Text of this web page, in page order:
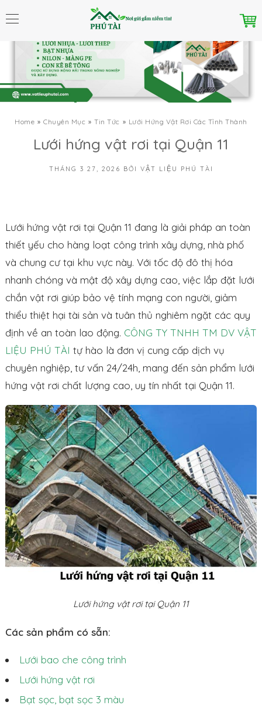
Home Chuyên Mục Tin Tức Lưới Hứng Vật Rơi Các Tỉnh Thành
Lưới hứng vật rơi tại Quận 11
THÁNG 3 27, 2026 BỞI VẬT LIỆU PHÚ TÀI
Lưới hứng vật rơi tại Quận 11 đang là giải pháp an toàn
thiết yếu cho hàng loạt công trình xây dựng, nhà phố
và chung cư tại khu vực này. Với tốc độ đô thị hóa
nhanh chóng và mật độ xây dựng cao, việc lắp đặt lưới
chắn vật rơi giúp bảo vệ tính mạng con người, giảm
thiểu thiệt hại tài sản và tuân thủ nghiêm ngặt các quy
định về an toàn lao động. CÔNG TY TNHH TM DV VẬT
LIỆU PHÚ TÀI tự hào là đơn vị cung cấp dịch vụ
chuyên nghiệp, tư vấn 24/24h, mang đến sản phẩm lưới
hứng vật rơi chất lượng cao, uy tín nhất tại Quận 11.
Lưới hứng vật rơi tại Quận 11
Các sản phẩm có sẵn:
Lưới bao che công trình
Lưới hứng vật rơi
Bạt sọc, bạt sọc 3 màu